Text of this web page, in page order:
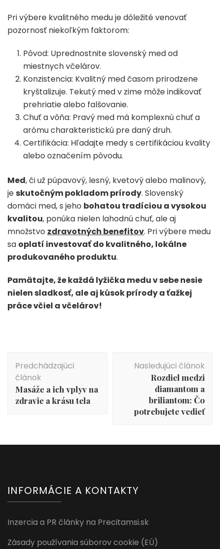
Pri výbere kvalitného medu je dôležité venovať
pozornosť niekoľkým faktorom:
Pôvod: Uprednostnite slovenský med od
miestnych včelárov.
Konzistencia: Kvalitný med časom prirodzene
kryštalizuje. Tekutý med v zime môže indikovať
prehriatie alebo falšovanie.
Chuť a vôňa: Pravý med má komplexnú chuť a
arómu charakteristickú pre daný druh.
Certifikácia: Hľadajte medy s certifikáciou kvality
alebo označením pôvodu.
Med, či už púpavový, lesný, kvetový alebo malinový,
jeskutočným pokladom prírody. Slovenský
domáci med, s jeho bohatou tradíciou a vysokou
kvalitou, ponúka nielen lahodnú chuť, ale aj
množstvo zdravotných benefitov. Pri výbere medu
sa oplatí investovať do kvalitného, lokálne
produkovaného produktu.
Pamätajte, že každá lyžička medu v sebe nesie
nielen sladkosť, ale aj kúsok prírody a ťažkej
práce včiel a včelárov!
Navigácia
článku
Predchádzajúci
článok
Masáže a ich vplyv na
zdravie a krásu tela
Nasledujúci článok
Rozdiel medzi
diamantom a
briliantom: Čo
potrebujete vedieť
INFORMÁCIE A KONTAKTY
Inzercia a PR články na Precitamsi.sk
Zásady používania súborov cookie (EÚ)